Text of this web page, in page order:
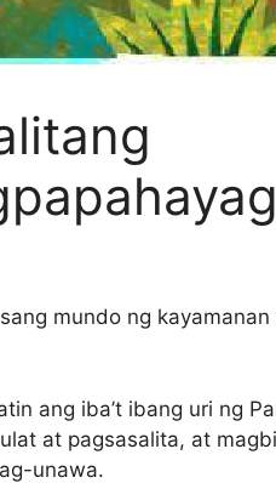
mundo ng
ang iba’t ibang uri ng
at pagsasalita, at
unawa.